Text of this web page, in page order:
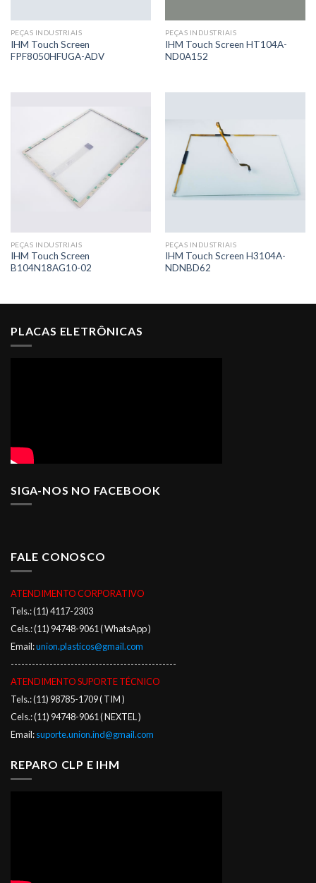
PEÇAS INDUSTRIAIS
IHM Touch Screen
FPF8050HFUGA-ADV
PEÇAS INDUSTRIAIS
IHM Touch Screen HT104A-
ND0A152
PEÇAS INDUSTRIAIS
IHM Touch Screen
B104N18AG10-02
PEÇAS INDUSTRIAIS
IHM Touch Screen H3104A-
NDNBD62
PLACAS ELETRÔNICAS
SIGA-NOS NO FACEBOOK
FALE CONOSCO
ATENDIMENTO CORPORATIVO
Tels.: (11) 4117-2303
Cels.: (11) 94748-9061 ( WhatsApp )
Email:union.plasticos@gmail.com
-----------------------------------------------
ATENDIMENTO SUPORTE TÉCNICO
Tels.: (11) 98785-1709 ( TIM )
Cels.: (11) 94748-9061 ( NEXTEL )
Email:suporte.union.ind@gmail.com
REPARO CLP E IHM